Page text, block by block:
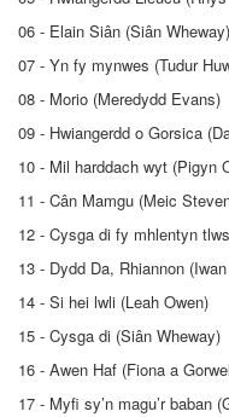
06 - Elain Siân (Siân Wheway)
07 - Yn fy mynwes (Tudur
08 - Morio (Meredydd Evans)
09 - Hwiangerdd o Gorsica
10 - Mil harddach wyt (Pigyn
11 - Cân Mamgu (Meic
12 - Cysga di fy mhlentyn
13 - Dydd Da, Rhiannon
14 - Si hei lwli (Leah Owen)
15 - Cysga di (Siân Wheway)
16 - Awen Haf (Fiona a
17 - Myfi sy’n magu’r baban